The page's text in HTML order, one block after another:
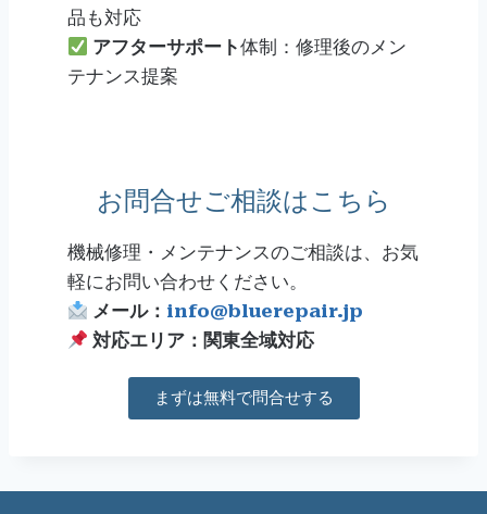
品も対応
アフターサポート体制：修理後のメン
テナンス提案
お問合せご相談はこちら
機械修理・メンテナンスのご相談は、お気
軽にお問い合わせください。
メール： info@bluerepair.jp
対応エリア：関東全域対応
まずは無料で問合せする